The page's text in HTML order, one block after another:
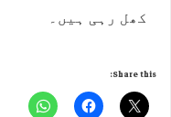
کھل رہی ہیں۔
Share this: